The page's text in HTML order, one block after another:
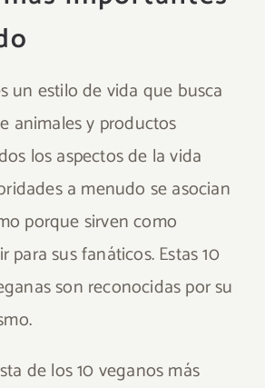
un estilo de vida que busca
animales y productos
los aspectos de la vida
a menudo se asocian
porque sirven como
para sus fanáticos. Estas 10
son reconocidas por su
de los 10 veganos más